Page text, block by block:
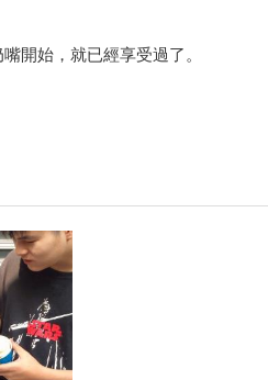
開始，就已經享受過了。